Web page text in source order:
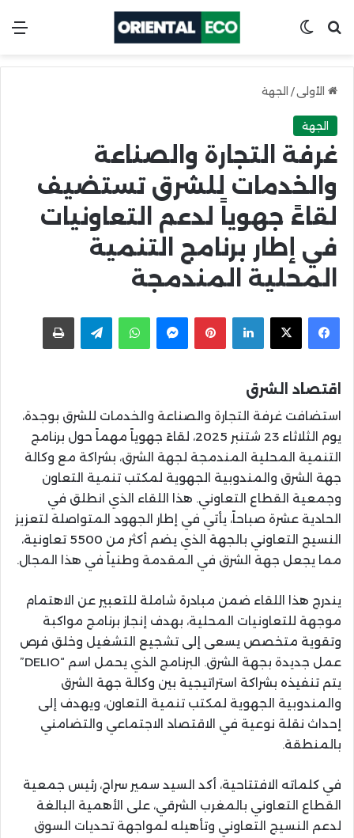
ابحث عنSwitch skin
الأولى / الجهة
الجهة
غرفة التجارة والصناعة
والخدمات للشرق تستضيف
لقاءً جهوياً لدعم التعاونيات
في إطار برنامج التنمية
المحلية المندمجة
Facebook
X
LinkedIn
Pinterest
Messenger
WhatsApp
Telegramاطبعها
اقتصاد الشرق
استضافت غرفة التجارة والصناعة والخدمات للشرق بوجدة،
يوم الثلاثاء 23 شتنبر 2025، لقاءً جهوياً مهماً حول برنامج
التنمية المحلية المندمجة لجهة الشرق، بشراكة مع وكالة
جهة الشرق والمندوبية الجهوية لمكتب تنمية التعاون
وجمعية القطاع التعاوني. هذا اللقاء الذي انطلق في
الحادية عشرة صباحاً، يأتي في إطار الجهود المتواصلة لتعزيز
النسيج التعاوني بالجهة الذي يضم أكثر من 5500 تعاونية،
مما يجعل جهة الشرق في المقدمة وطنياً في هذا المجال.
يندرج هذا اللقاء ضمن مبادرة شاملة للتعبير عن الاهتمام
موجهة للتعاونيات المحلية، بهدف إنجاز برنامج مواكبة
وتقوية متخصص يسعى إلى تشجيع التشغيل وخلق فرص
عمل جديدة بجهة الشرق. البرنامج الذي يحمل اسم “DELIO”
يتم تنفيذه بشراكة استراتيجية بين وكالة جهة الشرق
والمندوبية الجهوية لمكتب تنمية التعاون، ويهدف إلى
إحداث نقلة نوعية في الاقتصاد الاجتماعي والتضامني
بالمنطقة.
في كلماته الافتتاحية، أكد السيد سمير سراج، رئيس جمعية
القطاع التعاوني بالمغرب الشرقي، على الأهمية البالغة
لدعم النسيج التعاوني وتأهيله لمواجهة تحديات السوق